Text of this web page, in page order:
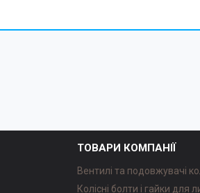
ТОВАРИ КОМПАНІЇ
Вентилі та подовжувачі
Колісні болти і гайки для